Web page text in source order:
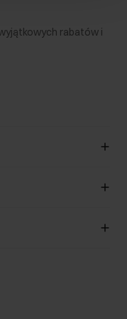
rabatów i